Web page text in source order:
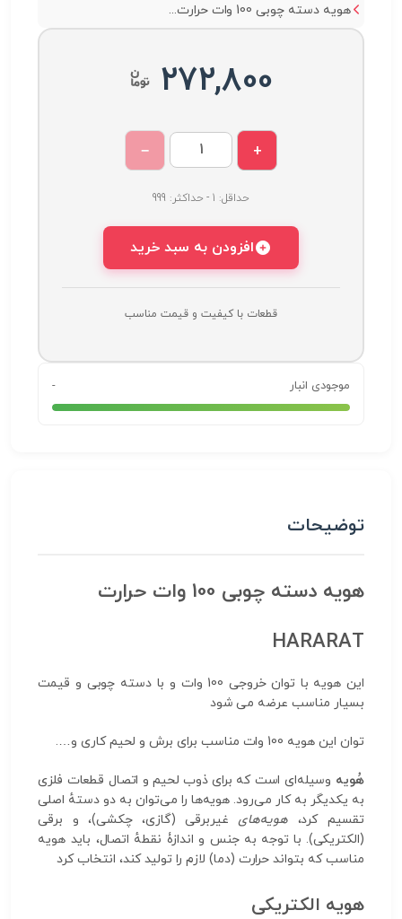
هویه دسته چوبی 100 وات حرارت...
272,800
+
−
حداقل: 1 - حداکثر: 999
افزودن به سبد خرید
قطعات با کیفیت و قیمت مناسب
موجودی انبار -
توضیحات
هویه دسته چوبی 100 وات حرارت
HARARAT
این هویه با توان خروجی 100 وات و با دسته چوبی و قیمت
بسیار مناسب عرضه می شود
توان این هویه 100 وات مناسب برای برش و لحیم کاری و….
هُویه وسیله‌ای است که برای ذوب لحیم و اتصال قطعات فلزی
به یکدیگر به کار می‌رود. هویه‌ها را می‌توان به دو دستهٔ اصلی
تقسیم کرد، هویه‌هایغیربرقی (گازی، چکشی)، و برقی
(الکتریکی). با توجه به جنس و اندازۀ نقطهٔ اتصال، باید هویه
مناسب که بتواند حرارت (دما) لازم را تولید کند، انتخاب کرد
هویه الکتریکی